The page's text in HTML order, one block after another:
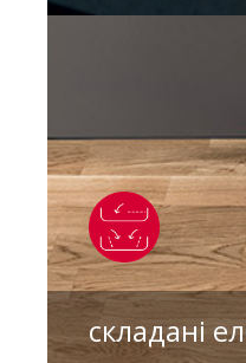
складані